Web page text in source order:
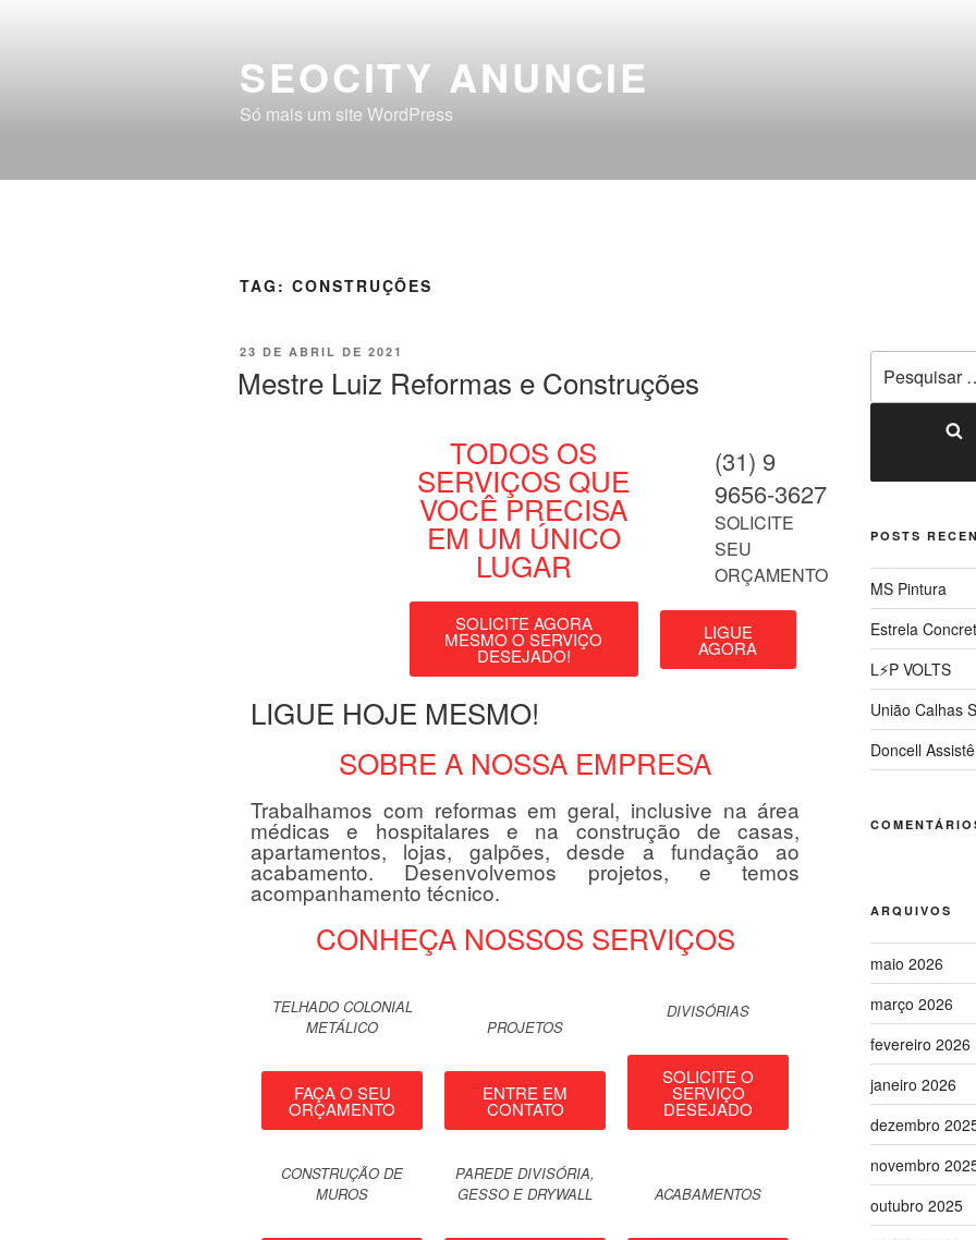
SEOCITY ANUNCIE
Só mais um site WordPress
TAG: CONSTRUÇÕES
23 DE ABRIL DE 2021
Mestre Luiz Reformas e Construções
TODOS OS
SERVIÇOS QUE
VOCÊ PRECISA
EM UM ÚNICO
LUGAR
SOLICITE AGORA
MESMO O SERVIÇO
DESEJADO!
(31) 9
9656-3627
SOLICITE
SEU
ORÇAMENTO
LIGUE
AGORA
LIGUE HOJE MESMO!
SOBRE A NOSSA EMPRESA
Trabalhamos com reformas em geral, inclusive na área
médicas e hospitalares e na construção de casas,
apartamentos, lojas, galpões, desde a fundação ao
acabamento. Desenvolvemos projetos, e temos
acompanhamento técnico.
CONHEÇA NOSSOS SERVIÇOS
TELHADO COLONIAL
METÁLICO
FAÇA O SEU
ORÇAMENTO
PROJETOS
ENTRE EM
CONTATO
DIVISÓRIAS
SOLICITE O
SERVIÇO
DESEJADO
CONSTRUÇÃO DE
MUROS
PAREDE DIVISÓRIA,
GESSO E DRYWALL
ACABAMENTOS
POSTS
MS Pintura
Estrela
L⚡P VOLTS
União Calhas
Doncell
ARQUIVOS
maio 2026
março 2026
fevereiro 2026
janeiro 2026
dezembro
novembro
outubro 2025